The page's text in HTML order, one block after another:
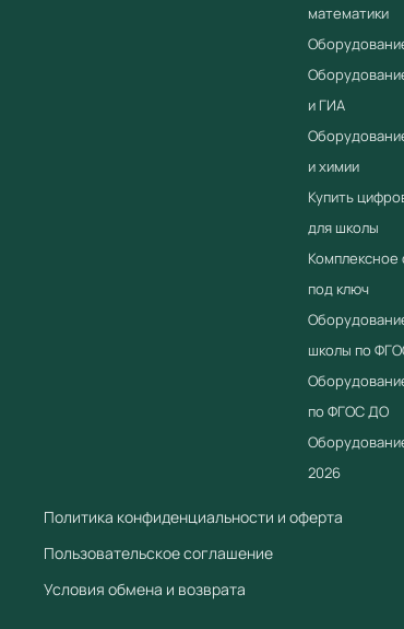
математики
и ГИА
и химии
Купить
для школы
под ключ
школы по
по ФГОС ДО
2026
Политика конфиденциальности и оферта
Пользовательское соглашение
Условия обмена и возврата